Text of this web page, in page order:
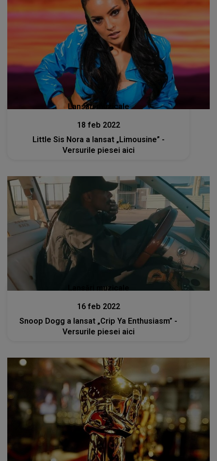
Lansări muzicale
18 feb 2022
Little Sis Nora a lansat „Limousine” -
Versurile piesei aici
Lansări muzicale
16 feb 2022
Snoop Dogg a lansat „Crip Ya Enthusiasm” -
Versurile piesei aici